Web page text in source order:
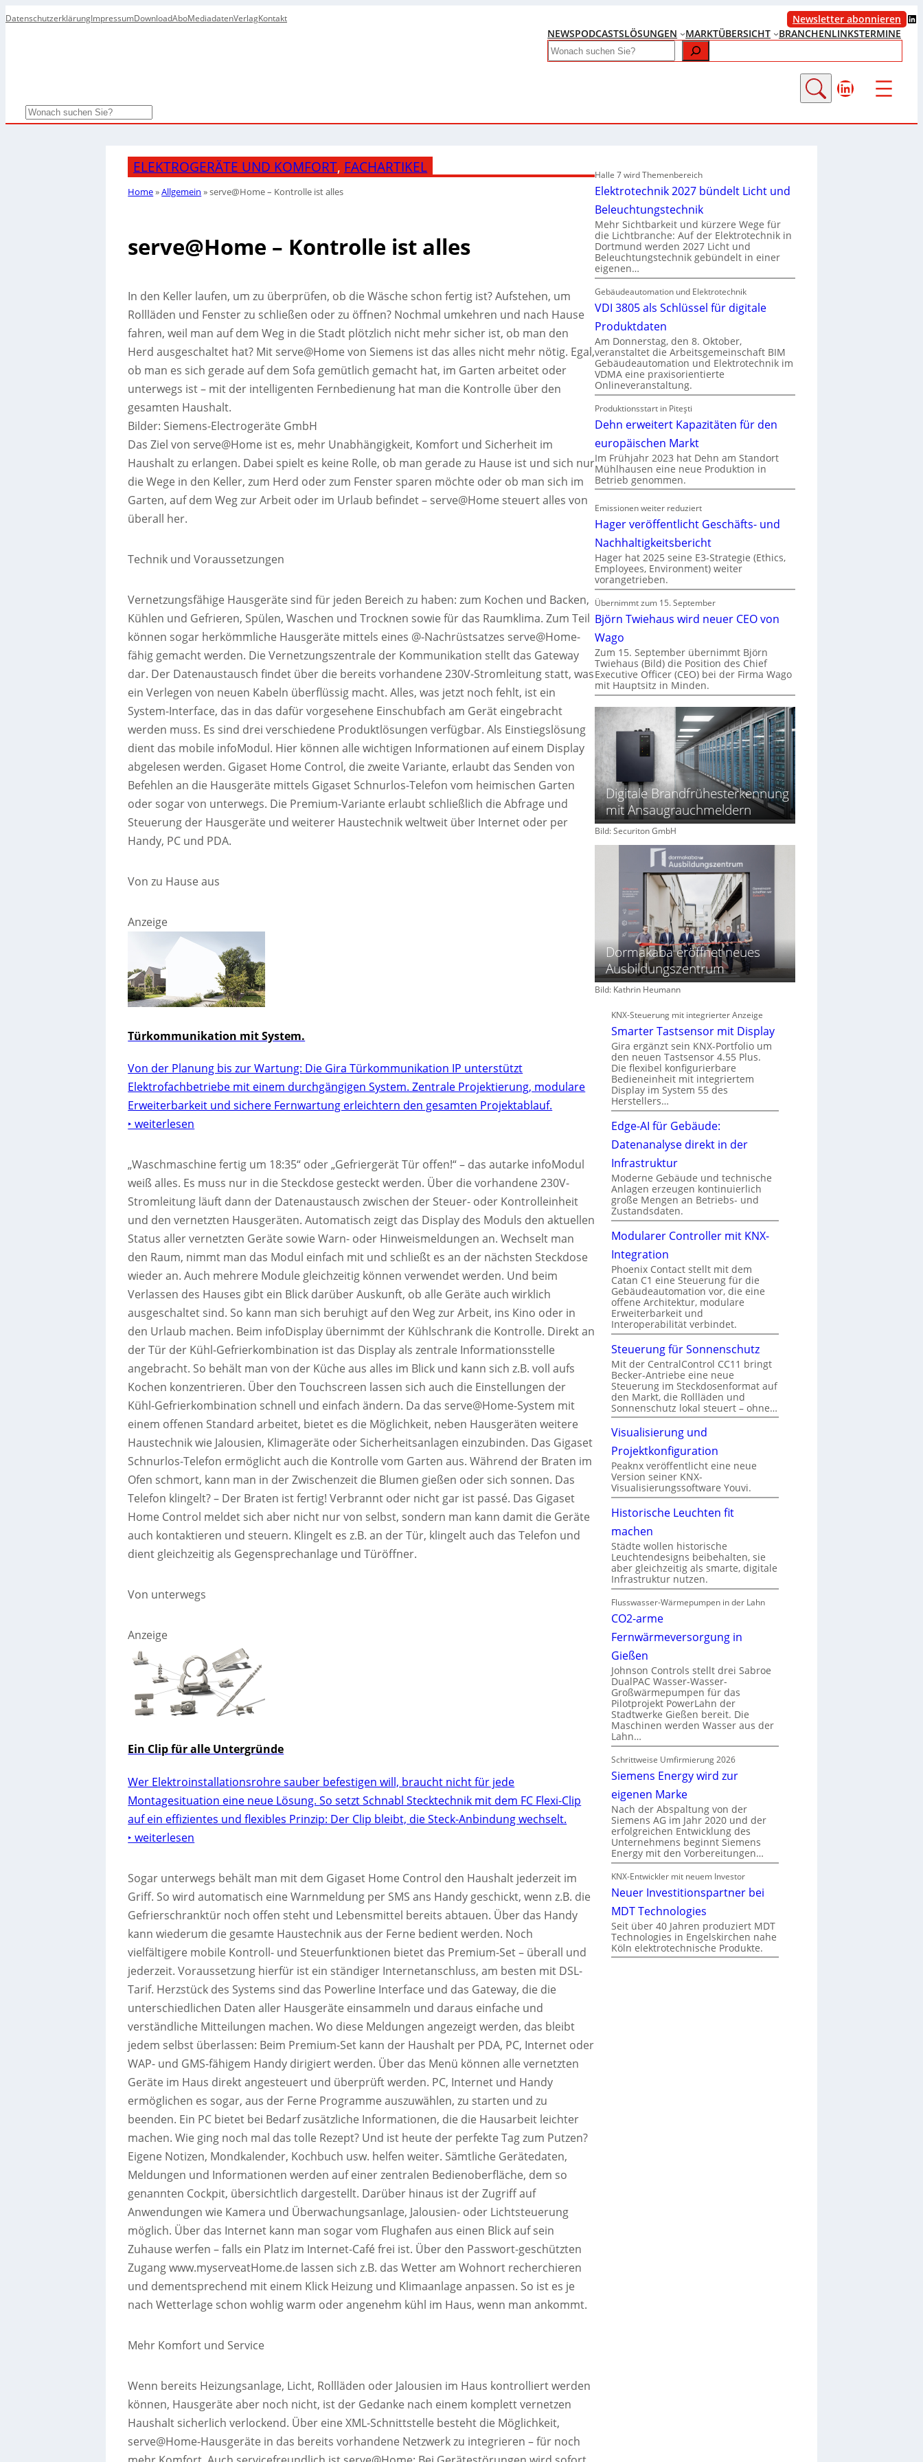
DatenschutzerklärungImpressumDownloadAboMediadatenVerlagKontakt Newsletter abonnieren LinkedIn
NEWSPODCASTSLÖSUNGEN MARKTÜBERSICHT BRANCHENLINKSTERMINE
Search
LinkedIn
Search
ELEKTROGERÄTE UND KOMFORT, FACHARTIKEL
Home»Allgemein »serve@Home – Kontrolle ist alles
serve@Home – Kontrolle ist alles
In den Keller laufen, um zu überprüfen, ob die Wäsche schon fertig ist? Aufstehen, um
Rollläden und Fenster zu schließen oder zu öffnen? Nochmal umkehren und nach Hause
fahren, weil man auf dem Weg in die Stadt plötzlich nicht mehr sicher ist, ob man den
Herd ausgeschaltet hat? Mit serve@Home von Siemens ist das alles nicht mehr nötig. Egal,
ob man es sich gerade auf dem Sofa gemütlich gemacht hat, im Garten arbeitet oder
unterwegs ist – mit der intelligenten Fernbedienung hat man die Kontrolle über den
gesamten Haushalt.
Bilder: Siemens-Electrogeräte GmbH
Das Ziel von serve@Home ist es, mehr Unabhängigkeit, Komfort und Sicherheit im
Haushalt zu erlangen. Dabei spielt es keine Rolle, ob man gerade zu Hause ist und sich nur
die Wege in den Keller, zum Herd oder zum Fenster sparen möchte oder ob man sich im
Garten, auf dem Weg zur Arbeit oder im Urlaub befindet – serve@Home steuert alles von
überall her.
Technik und Voraussetzungen
Vernetzungsfähige Hausgeräte sind für jeden Bereich zu haben: zum Kochen und Backen,
Kühlen und Gefrieren, Spülen, Waschen und Trocknen sowie für das Raumklima. Zum Teil
können sogar herkömmliche Hausgeräte mittels eines @-Nachrüstsatzes serve@Home-
fähig gemacht werden. Die Vernetzungszentrale der Kommunikation stellt das Gateway
dar. Der Datenaustausch findet über die bereits vorhandene 230V-Stromleitung statt, was
ein Verlegen von neuen Kabeln überflüssig macht. Alles, was jetzt noch fehlt, ist ein
System-Interface, das in das dafür vorgesehene Einschubfach am Gerät eingebracht
werden muss. Es sind drei verschiedene Produktlösungen verfügbar. Als Einstiegslösung
dient das mobile infoModul. Hier können alle wichtigen Informationen auf einem Display
abgelesen werden. Gigaset Home Control, die zweite Variante, erlaubt das Senden von
Befehlen an die Hausgeräte mittels Gigaset Schnurlos-Telefon vom heimischen Garten
oder sogar von unterwegs. Die Premium-Variante erlaubt schließlich die Abfrage und
Steuerung der Hausgeräte und weiterer Haustechnik weltweit über Internet oder per
Handy, PC und PDA.
Von zu Hause aus
Anzeige
Türkommunikation mit System.
Von der Planung bis zur Wartung: Die Gira Türkommunikation IP unterstützt
Elektrofachbetriebe mit einem durchgängigen System. Zentrale Projektierung, modulare
Erweiterbarkeit und sichere Fernwartung erleichtern den gesamten Projektablauf.
‣ weiterlesen
„Waschmaschine fertig um 18:35“ oder „Gefriergerät Tür offen!“ – das autarke infoModul
weiß alles. Es muss nur in die Steckdose gesteckt werden. Über die vorhandene 230V-
Stromleitung läuft dann der Datenaustausch zwischen der Steuer- oder Kontrolleinheit
und den vernetzten Hausgeräten. Automatisch zeigt das Display des Moduls den aktuellen
Status aller vernetzten Geräte sowie Warn- oder Hinweismeldungen an. Wechselt man
den Raum, nimmt man das Modul einfach mit und schließt es an der nächsten Steckdose
wieder an. Auch mehrere Module gleichzeitig können verwendet werden. Und beim
Verlassen des Hauses gibt ein Blick darüber Auskunft, ob alle Geräte auch wirklich
ausgeschaltet sind. So kann man sich beruhigt auf den Weg zur Arbeit, ins Kino oder in
den Urlaub machen. Beim infoDisplay übernimmt der Kühlschrank die Kontrolle. Direkt an
der Tür der Kühl-Gefrierkombination ist das Display als zentrale Informationsstelle
angebracht. So behält man von der Küche aus alles im Blick und kann sich z.B. voll aufs
Kochen konzentrieren. Über den Touchscreen lassen sich auch die Einstellungen der
Kühl-Gefrierkombination schnell und einfach ändern. Da das serve@Home-System mit
einem offenen Standard arbeitet, bietet es die Möglichkeit, neben Hausgeräten weitere
Haustechnik wie Jalousien, Klimageräte oder Sicherheitsanlagen einzubinden. Das Gigaset
Schnurlos-Telefon ermöglicht auch die Kontrolle vom Garten aus. Während der Braten im
Ofen schmort, kann man in der Zwischenzeit die Blumen gießen oder sich sonnen. Das
Telefon klingelt? – Der Braten ist fertig! Verbrannt oder nicht gar ist passé. Das Gigaset
Home Control meldet sich aber nicht nur von selbst, sondern man kann damit die Geräte
auch kontaktieren und steuern. Klingelt es z.B. an der Tür, klingelt auch das Telefon und
dient gleichzeitig als Gegensprechanlage und Türöffner.
Von unterwegs
Anzeige
Ein Clip für alle Untergründe
Wer Elektroinstallationsrohre sauber befestigen will, braucht nicht für jede
Montagesituation eine neue Lösung. So setzt Schnabl Stecktechnik mit dem FC Flexi-Clip
auf ein effizientes und flexibles Prinzip: Der Clip bleibt, die Steck-Anbindung wechselt.
‣ weiterlesen
Sogar unterwegs behält man mit dem Gigaset Home Control den Haushalt jederzeit im
Griff. So wird automatisch eine Warnmeldung per SMS ans Handy geschickt, wenn z.B. die
Gefrierschranktür noch offen steht und Lebensmittel bereits abtauen. Über das Handy
kann wiederum die gesamte Haustechnik aus der Ferne bedient werden. Noch
vielfältigere mobile Kontroll- und Steuerfunktionen bietet das Premium-Set – überall und
jederzeit. Voraussetzung hierfür ist ein ständiger Internetanschluss, am besten mit DSL-
Tarif. Herzstück des Systems sind das Powerline Interface und das Gateway, die die
unterschiedlichen Daten aller Hausgeräte einsammeln und daraus einfache und
verständliche Mitteilungen machen. Wo diese Meldungen angezeigt werden, das bleibt
jedem selbst überlassen: Beim Premium-Set kann der Haushalt per PDA, PC, Internet oder
WAP- und GMS-fähigem Handy dirigiert werden. Über das Menü können alle vernetzten
Geräte im Haus direkt angesteuert und überprüft werden. PC, Internet und Handy
ermöglichen es sogar, aus der Ferne Programme auszuwählen, zu starten und zu
beenden. Ein PC bietet bei Bedarf zusätzliche Informationen, die die Hausarbeit leichter
machen. Wie ging noch mal das tolle Rezept? Und ist heute der perfekte Tag zum Putzen?
Eigene Notizen, Mondkalender, Kochbuch usw. helfen weiter. Sämtliche Gerätedaten,
Meldungen und Informationen werden auf einer zentralen Bedienoberfläche, dem so
genannten Cockpit, übersichtlich dargestellt. Darüber hinaus ist der Zugriff auf
Anwendungen wie Kamera und Überwachungsanlage, Jalousien- oder Lichtsteuerung
möglich. Über das Internet kann man sogar vom Flughafen aus einen Blick auf sein
Zuhause werfen – falls ein Platz im Internet-Café frei ist. Über den Passwort-geschützten
Zugang www.myserveatHome.de lassen sich z.B. das Wetter am Wohnort recherchieren
und dementsprechend mit einem Klick Heizung und Klimaanlage anpassen. So ist es je
nach Wetterlage schon wohlig warm oder angenehm kühl im Haus, wenn man ankommt.
Mehr Komfort und Service
Wenn bereits Heizungsanlage, Licht, Rollläden oder Jalousien im Haus kontrolliert werden
können, Hausgeräte aber noch nicht, ist der Gedanke nach einem komplett vernetzen
Haushalt sicherlich verlockend. Über eine XML-Schnittstelle besteht die Möglichkeit,
serve@Home-Hausgeräte in das bereits vorhandene Netzwerk zu integrieren – für noch
Halle 7 wird Themenbereich
Elektrotechnik 2027 bündelt Licht und
Beleuchtungstechnik
Mehr Sichtbarkeit und kürzere Wege für
die Lichtbranche: Auf der Elektrotechnik in
Dortmund werden 2027 Licht und
Beleuchtungstechnik gebündelt in einer
eigenen…
Gebäudeautomation und Elektrotechnik
VDI 3805 als Schlüssel für digitale
Produktdaten
Am Donnerstag, den 8. Oktober,
veranstaltet die Arbeitsgemeinschaft BIM
Gebäudeautomation und Elektrotechnik im
VDMA eine praxisorientierte
Onlineveranstaltung.
Produktionsstart in Piteşti
Dehn erweitert Kapazitäten für den
europäischen Markt
Im Frühjahr 2023 hat Dehn am Standort
Mühlhausen eine neue Produktion in
Betrieb genommen.
Emissionen weiter reduziert
Hager veröffentlicht Geschäfts- und
Nachhaltigkeitsbericht
Hager hat 2025 seine E3-Strategie (Ethics,
Employees, Environment) weiter
vorangetrieben.
Übernimmt zum 15. September
Björn Twiehaus wird neuer CEO von
Wago
Zum 15. September übernimmt Björn
Twiehaus (Bild) die Position des Chief
Executive Officer (CEO) bei der Firma Wago
mit Hauptsitz in Minden.
Digitale Brandfrühesterkennung
mit Ansaugrauchmeldern
Bild: Securiton GmbH
Dormakaba eröffnet neues
Ausbildungszentrum
Bild: Kathrin Heumann
KNX-Steuerung mit integrierter Anzeige
Smarter Tastsensor mit Display
Gira ergänzt sein KNX-Portfolio um
den neuen Tastsensor 4.55 Plus.
Die flexibel konfigurierbare
Bedieneinheit mit integriertem
Display im System 55 des
Herstellers…
Edge-AI für Gebäude:
Datenanalyse direkt in der
Infrastruktur
Moderne Gebäude und technische
Anlagen erzeugen kontinuierlich
große Mengen an Betriebs- und
Zustandsdaten.
Modularer Controller mit KNX-
Integration
Phoenix Contact stellt mit dem
Catan C1 eine Steuerung für die
Gebäudeautomation vor, die eine
offene Architektur, modulare
Erweiterbarkeit und
Interoperabilität verbindet.
Steuerung für Sonnenschutz
Mit der CentralControl CC11 bringt
Becker-Antriebe eine neue
Steuerung im Steckdosenformat auf
den Markt, die Rollläden und
Sonnenschutz lokal steuert – ohne…
Visualisierung und
Projektkonfiguration
Peaknx veröffentlicht eine neue
Version seiner KNX-
Visualisierungssoftware Youvi.
Historische Leuchten fit
machen
Städte wollen historische
Leuchtendesigns beibehalten, sie
aber gleichzeitig als smarte, digitale
Infrastruktur nutzen.
Flusswasser-Wärmepumpen in der Lahn
CO2-arme
Fernwärmeversorgung in
Gießen
Johnson Controls stellt drei Sabroe
DualPAC Wasser-Wasser-
Großwärmepumpen für das
Pilotprojekt PowerLahn der
Stadtwerke Gießen bereit. Die
Maschinen werden Wasser aus der
Lahn…
Schrittweise Umfirmierung 2026
Siemens Energy wird zur
eigenen Marke
Nach der Abspaltung von der
Siemens AG im Jahr 2020 und der
erfolgreichen Entwicklung des
Unternehmens beginnt Siemens
Energy mit den Vorbereitungen…
KNX-Entwickler mit neuem Investor
Neuer Investitionspartner bei
MDT Technologies
Seit über 40 Jahren produziert MDT
Technologies in Engelskirchen nahe
Köln elektrotechnische Produkte.